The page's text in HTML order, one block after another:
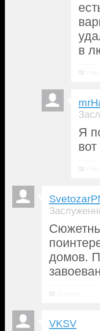
в
Я
домов.
VKSV